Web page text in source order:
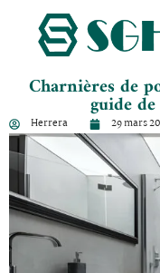
Charnières de
guide
Herrera 29 mars